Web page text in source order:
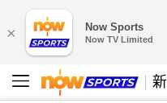
× Now Sports
Now TV Limited